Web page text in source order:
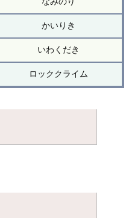
かいりき
いわくだき
ロッククライム